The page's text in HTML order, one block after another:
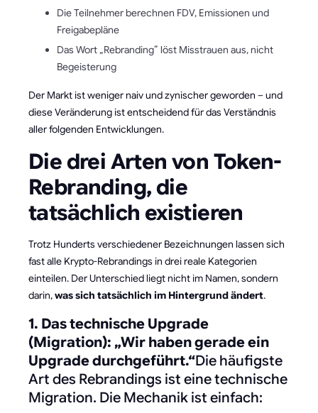
Die Teilnehmer berechnen FDV, Emissionen und
Freigabepläne
Das Wort „Rebranding” löst Misstrauen aus, nicht
Begeisterung
Der Markt ist weniger naiv und zynischer geworden – und
diese Veränderung ist entscheidend für das Verständnis
aller folgenden Entwicklungen.
Die drei Arten von Token-
Rebranding, die
tatsächlich existieren
Trotz Hunderts verschiedener Bezeichnungen lassen sich
fast alle Krypto-Rebrandings in drei reale Kategorien
einteilen. Der Unterschied liegt nicht im Namen, sondern
darin,was sich tatsächlich im Hintergrund ändert.
1. Das technische Upgrade
(Migration): „Wir haben gerade ein
Upgrade durchgeführt.“Die häufigste
Art des Rebrandings ist eine technische
Migration. Die Mechanik ist einfach: